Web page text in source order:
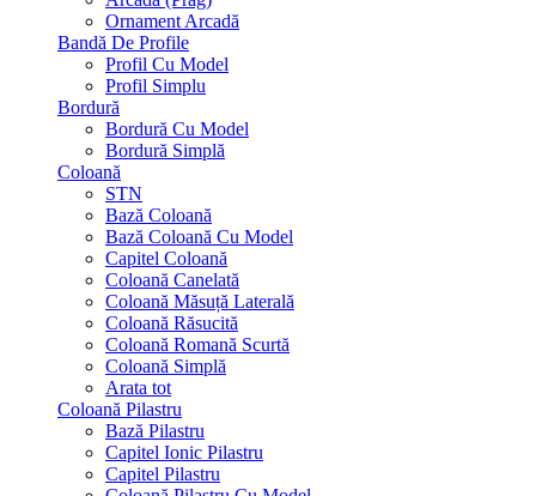
Ornament Arcadă
Bandă De Profile
Profil Cu Model
Profil Simplu
Bordură
Bordură Cu Model
Bordură Simplă
Coloană
STN
Bază Coloană
Bază Coloană Cu Model
Capitel Coloană
Coloană Canelată
Coloană Măsuță Laterală
Coloană Răsucită
Coloană Romană Scurtă
Coloană Simplă
Arata tot
Coloană Pilastru
Bază Pilastru
Capitel Ionic Pilastru
Capitel Pilastru